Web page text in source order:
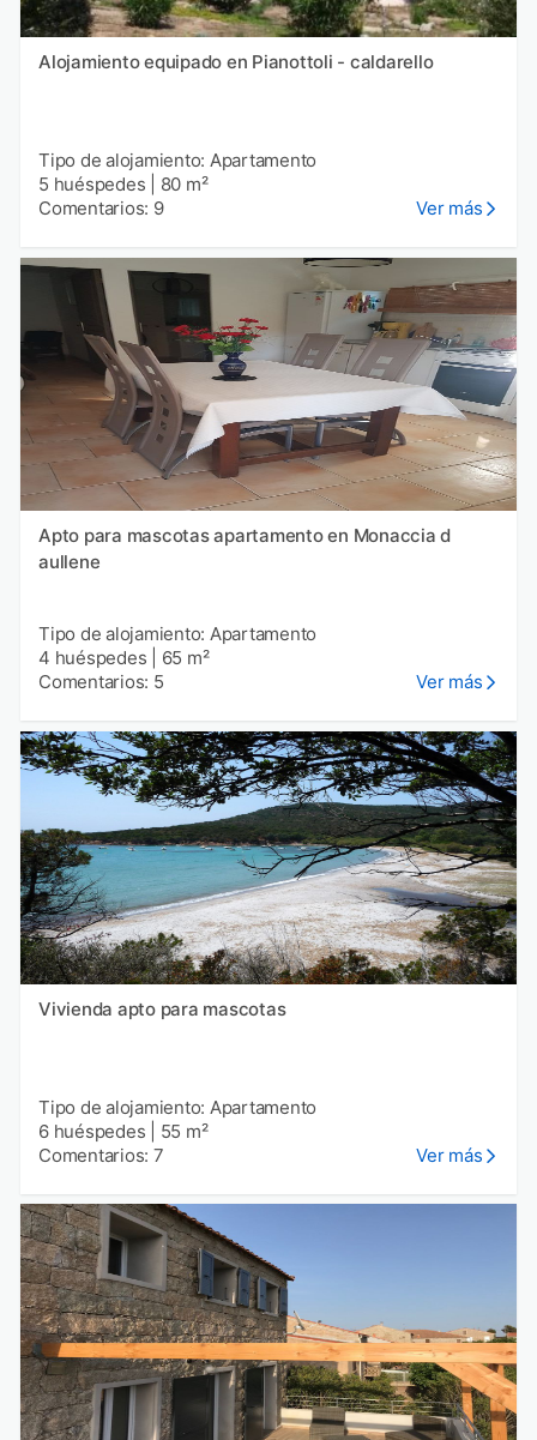
Alojamiento equipado en Pianottoli - caldarello
Tipo de alojamiento: Apartamento
5 huéspedes
80 m²
Comentarios: 9
Ver más
Apto para mascotas apartamento en Monaccia d
aullene
Tipo de alojamiento: Apartamento
4 huéspedes
65 m²
Comentarios: 5
Ver más
Vivienda apto para mascotas
Tipo de alojamiento: Apartamento
6 huéspedes
55 m²
Comentarios: 7
Ver más